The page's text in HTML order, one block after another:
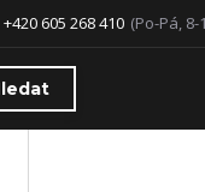
+420 605 268 410 (Po-Pá, 8-